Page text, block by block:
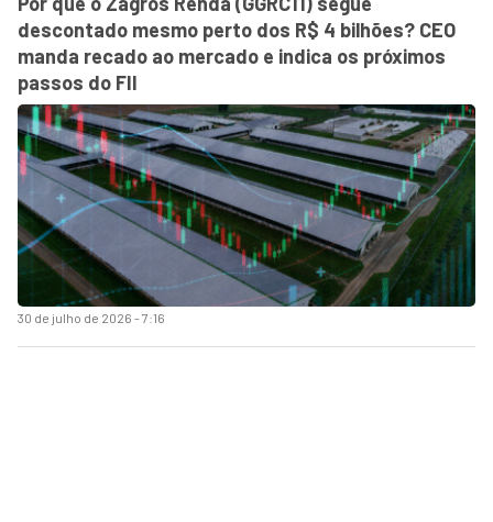
30 de julho de 2026 - 7:16
descontado mesmo perto dos R$ 4 bilhões? CEO
manda recado ao mercado e indica os próximos
passos do FII